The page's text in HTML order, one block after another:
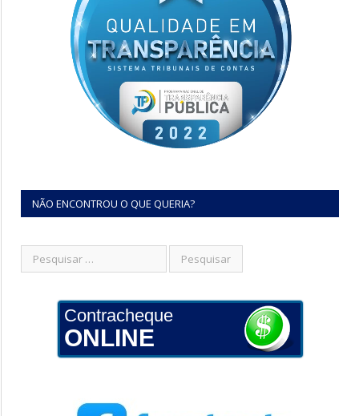
NÃO ENCONTROU O QUE QUERIA?
Contracheque
ONLINE